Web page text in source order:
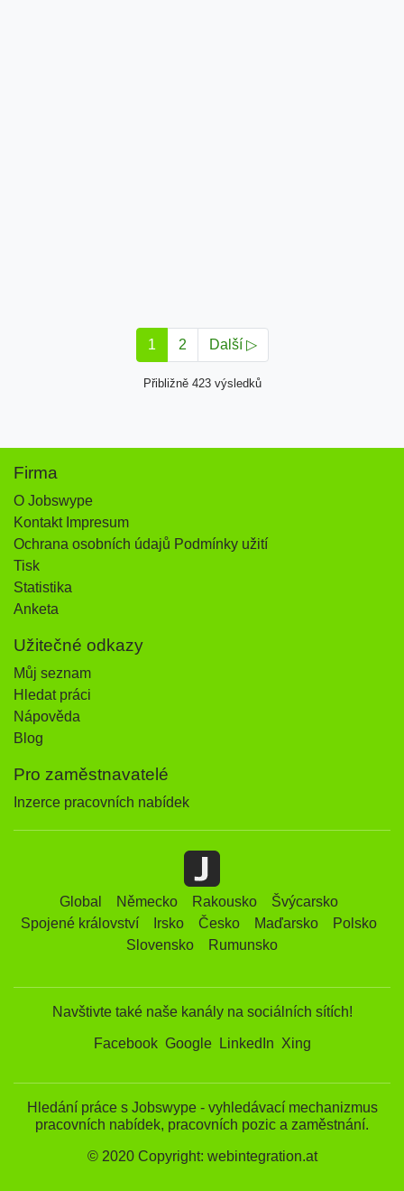
1 2 Další ▷
Přibližně 423 výsledků
Firma
O Jobswype
Kontakt Impresum
Ochrana osobních údajů Podmínky užití
Tisk
Statistika
Anketa
Užitečné odkazy
Můj seznam
Hledat práci
Nápověda
Blog
Pro zaměstnavatelé
Inzerce pracovních nabídek
Global Německo Rakousko
Švýcarsko
Spojené království
Irsko Česko Maďarsko
Polsko
Slovensko
Rumunsko
Navštivte také naše kanály na sociálních sítích!
Facebook Google LinkedIn Xing
Hledání práce s Jobswype - vyhledávací mechanizmus
pracovních nabídek, pracovních pozic a zaměstnání.
© 2020 Copyright: webintegration.at